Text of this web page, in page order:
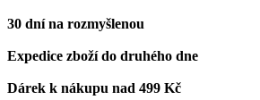
30 dní na rozmyšlenou
Expedice zboží do druhého dne
Dárek k nákupu nad 499 Kč